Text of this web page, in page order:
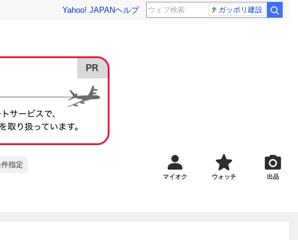
Yahoo! JAPANヘルプ ガッポリ建設
件指定
マイオク ウォッチ 出品